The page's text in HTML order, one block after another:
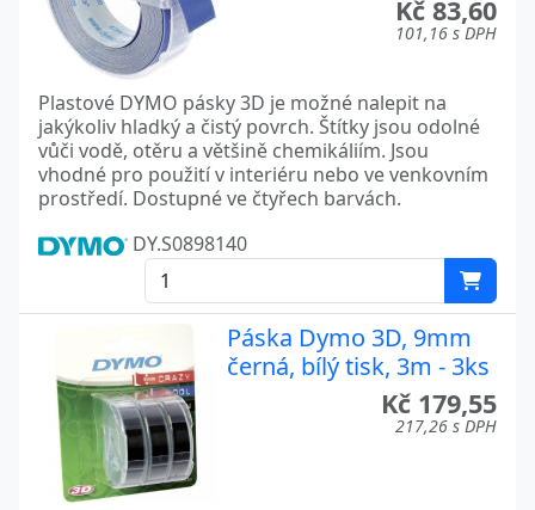
Kč 83,60
101,16 s DPH
Plastové DYMO pásky 3D je možné nalepit na
jakýkoliv hladký a čistý povrch. Štítky jsou odolné
vůči vodě, otěru a většině chemikáliím. Jsou
vhodné pro použití v interiéru nebo ve venkovním
prostředí. Dostupné ve čtyřech barvách.
DY.S0898140
Páska Dymo 3D, 9mm
černá, bílý tisk, 3m - 3ks
Kč 179,55
217,26 s DPH